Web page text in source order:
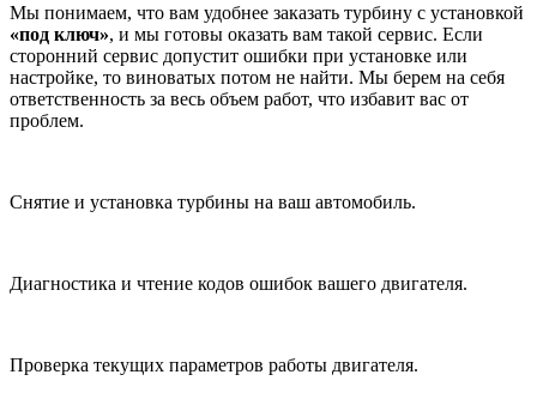
Мы понимаем, что вам удобнее заказать турбину с установкой
«под ключ», и мы готовы оказать вам такой сервис. Если
сторонний сервис допустит ошибки при установке или
настройке, то виноватых потом не найти. Мы берем на себя
ответственность за весь объем работ, что избавит вас от
проблем.
Снятие и установка турбины на ваш автомобиль.
Диагностика и чтение кодов ошибок вашего двигателя.
Проверка текущих параметров работы двигателя.